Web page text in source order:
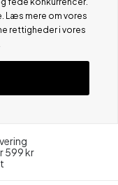
Læs mere om vores
rettigheder i vores
599 kr